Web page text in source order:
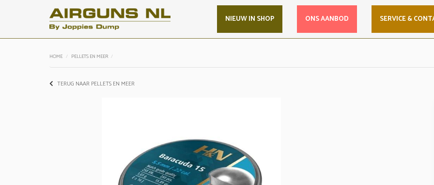
NIEUW IN SHOP ONS AANBOD SERVICE &
HOME PELLETS EN MEER
TERUG NAAR PELLETS EN MEER